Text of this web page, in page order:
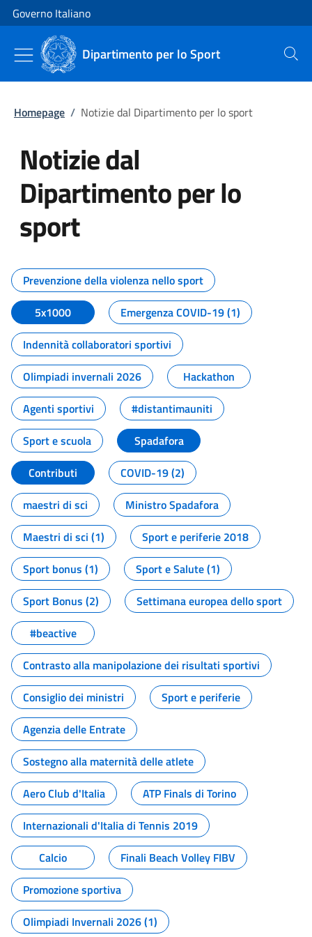
Vai al contenuto
Vai alla navigazione del sito
Governo Italiano
Dipartimento per lo Sport Cerca
Homepage / Notizie dal Dipartimento per lo sport
Notizie dal
Dipartimento per lo
sport
Tutti i contenuti della pagina
Prevenzione della violenza nello sport
5x1000
Emergenza COVID-19 (1)
Indennità collaboratori sportivi
Olimpiadi invernali 2026
Hackathon
Agenti sportivi
#distantimauniti
Sport e scuola
Spadafora
Contributi
COVID-19 (2)
maestri di sci
Ministro Spadafora
Maestri di sci (1)
Sport e periferie 2018
Sport bonus (1)
Sport e Salute (1)
Sport Bonus (2)
Settimana europea dello sport
#beactive
Contrasto alla manipolazione dei risultati sportivi
Consiglio dei ministri
Sport e periferie
Agenzia delle Entrate
Sostegno alla maternità delle atlete
Aero Club d'Italia
ATP Finals di Torino
Internazionali d'Italia di Tennis 2019
Calcio
Finali Beach Volley FIBV
Promozione sportiva
Olimpiadi Invernali 2026 (1)